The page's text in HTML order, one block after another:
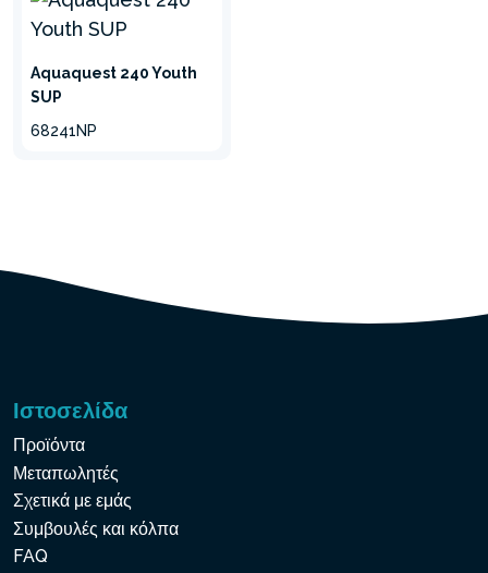
4. Πρώτη στρώση με PVC
5. Δεύτερη στρώση PVC
6. Αντιολισθητική επίστρωση EVA
για να ταιριάζει σε κάθε κωπηλάτη ή στυλ
πλοήγησης. Ιδανικό για κωπηλάτες όλων των
Aquaquest 240 Youth
SUP
68241NP
Ιστοσελίδα
Προϊόντα
Μεταπωλητές
Σχετικά με εμάς
Συμβουλές και κόλπα
FAQ